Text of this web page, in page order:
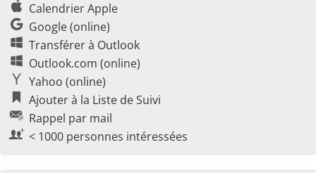
Calendrier Apple
Google (online)
Transférer à Outlook
Outlook.com (online)
Yahoo (online)
Ajouter à la Liste de Suivi
Rappel par mail
< 1000 personnes intéressées